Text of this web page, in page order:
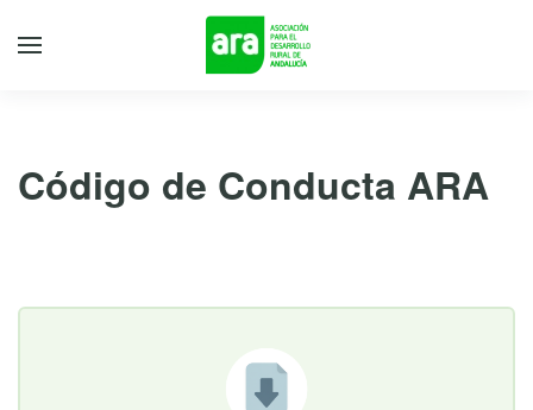
Código de Conducta ARA